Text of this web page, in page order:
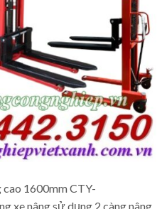
cao 1600mm CTY-
xe nâng sử dụng 2 càng nâng